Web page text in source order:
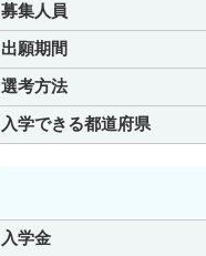
募集人員
出願期間
選考方法
入学できる都道府県
入学金